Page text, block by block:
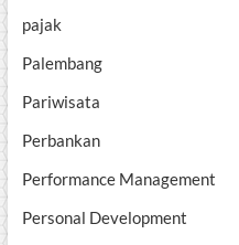
pajak
Palembang
Pariwisata
Perbankan
Performance Management
Personal Development